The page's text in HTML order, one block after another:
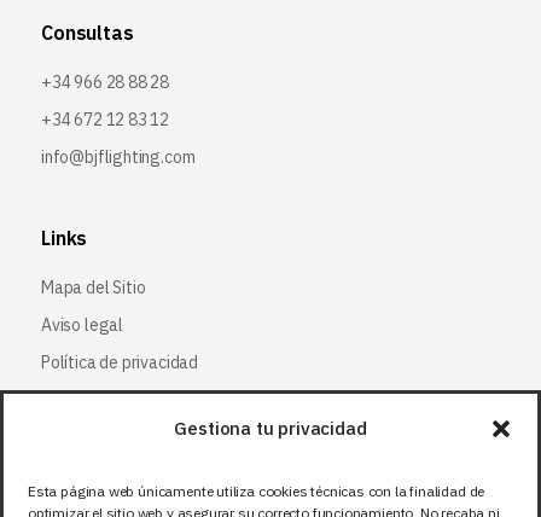
Gestiona tu privacidad
Esta página web únicamente utiliza cookies técnicas con la finalidad de
optimizar el sitio web y asegurar su correcto funcionamiento. No recaba ni
Consultas
+34 966 28 88 28
+34 672 12 83 12
info@bjflighting.com
Links
Mapa del Sitio
Aviso legal
Política de privacidad
Política de cookies
Síguenos